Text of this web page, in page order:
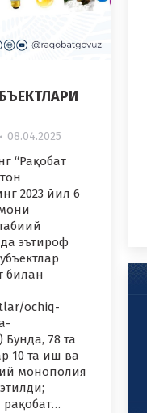
08.04.2025
“Рақобат
2023 йил 6
эътироф
билан
ochiq-
78 та
10 та иш ва
монополия